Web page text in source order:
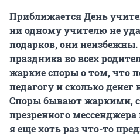
Приближается День
ни одному учителю не
подарков, они неизбежны.
праздника во всех
жаркие споры о том, что
педагогу и сколько денег
Споры бывают жаркими,
презренного
я еще хоть раз что-то